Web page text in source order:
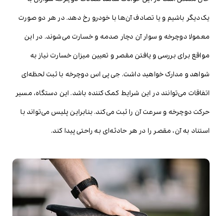
یک‌دیگر باشیم و یا تصادف آن‌ها با خودرو رخ دهد. در هر دو صورت
معمولا دوچرخه و سوار آن دچار صدمه و خسارت می‌شوند. در این
مواقع برای بررسی و یافتن مقصر و تعیین میزان خسارت نیاز به
شواهد و مدارک خواهید داشت. جی پی اس دوچرخه با ثبت لحظه‌ای
اتفاقات می‌توانند در این شرایط کمک‌کننده باشد. این دستگاه، مسیر
حرکت دوچرخه و سرعت آن را ثبت می‌کند. بنابراین پلیس می‌تواند با
استناد به آن، مقصر را در هر حادثه‌ای به راحتی پیدا کند.